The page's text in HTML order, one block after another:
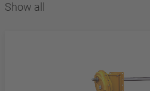
Show all